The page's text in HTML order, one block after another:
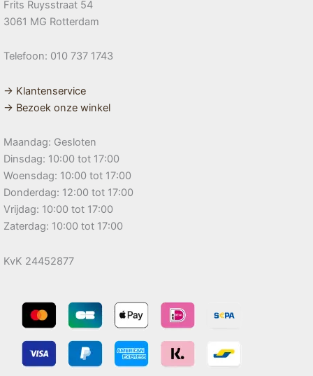
Frits Ruysstraat 54
3061 MG Rotterdam
Telefoon: 010 737 1743
→ Klantenservice
→ Bezoek onze winkel
Maandag: Gesloten
Dinsdag: 10:00 tot 17:00
Woensdag: 10:00 tot 17:00
Donderdag: 12:00 tot 17:00
Vrijdag: 10:00 tot 17:00
Zaterdag: 10:00 tot 17:00
KvK 24452877